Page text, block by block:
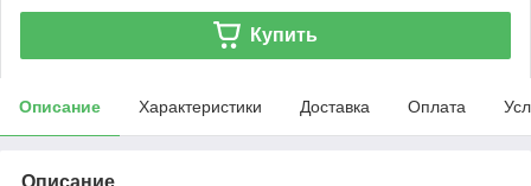
Купить
Описание Характеристики Доставка Оплата
Описание